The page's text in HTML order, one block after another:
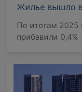
Жилье вышло
По итогам 2025
прибавили 0,4%